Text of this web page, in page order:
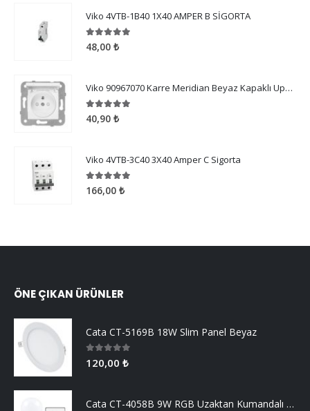
Viko 4VTB-1B40 1X40 AMPER B SİGORTA
5.005 üzerinden
48,00 ₺
Viko 90967070 Karre Meridian Beyaz Kapaklı Ups Priz Ç.K. Mekanizma Çerçeve Hariç
5.005 üzerinden
40,90 ₺
Viko 4VTB-3C40 3X40 Amper C Sigorta
5.005 üzerinden
166,00 ₺
ÖNE ÇIKAN ÜRÜNLER
Cata CT-5169B 18W Slim Panel Beyaz
0 5 üzerinden
120,00 ₺
Cata CT-4058B 9W RGB Uzaktan Kumandalı Led Ampul Beyaz Işık